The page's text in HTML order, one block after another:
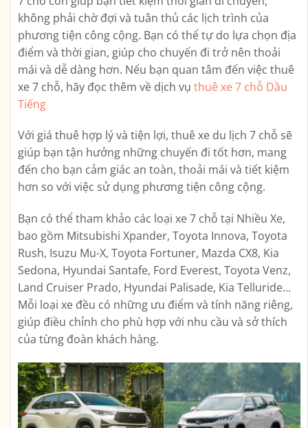
không phải chờ đợi và tuân thủ các lịch trình của
phương tiện công cộng. Bạn có thể tự do lựa chọn địa
điểm và thời gian, giúp cho chuyến đi trở nên thoải
mái và dễ dàng hơn. Nếu bạn quan tâm đến việc thuê
xe 7 chỗ, hãy đọc thêm về dịch vụ thuê xe 7 chỗ Dầu
Tiếng
Với giá thuê hợp lý và tiện lợi, thuê xe du lịch 7 chỗ sẽ
giúp bạn tận hưởng những chuyến đi tốt hơn, mang
đến cho bạn cảm giác an toàn, thoải mái và tiết kiệm
hơn so với việc sử dụng phương tiện công cộng.
Bạn có thể tham khảo các loại xe 7 chỗ tại Nhiều Xe,
bao gồm Mitsubishi Xpander, Toyota Innova, Toyota
Rush, Isuzu Mu-X, Toyota Fortuner, Mazda CX8, Kia
Sedona, Hyundai Santafe, Ford Everest, Toyota Venz,
Land Cruiser Prado, Hyundai Palisade, Kia Telluride…
Mỗi loại xe đều có những ưu điểm và tính năng riêng,
giúp điều chỉnh cho phù hợp với nhu cầu và sở thích
của từng đoàn khách hàng.